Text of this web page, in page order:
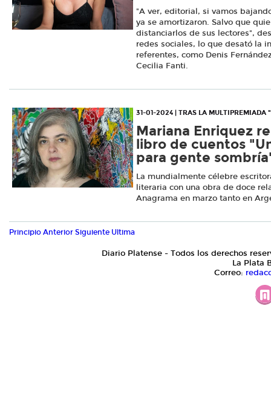
"A ver, editorial, si vamos
ya se amortizaron. Salvo que
distanciarlos de sus lectores",
redes sociales, lo que desató la
referentes, como Denis
Cecilia Fanti.
31-01-2024 | TRAS LA MULTIPREMIADA
Mariana Enriquez
libro de cuentos
para gente
La mundialmente célebre
literaria con una obra de doce
Anagrama en marzo tanto en
Principio Anterior Siguiente Ultima
Diario Platense - Todos los derechos
La Plata
Correo: